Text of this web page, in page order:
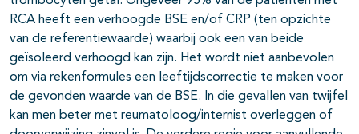
RCA heeft een verhoogde BSE en/of CRP (ten opzichte
van de referentiewaarde) waarbij ook een van beide
geïsoleerd verhoogd kan zijn. Het wordt niet aanbevolen
om via rekenformules een leeftijdscorrectie te maken voor
de gevonden waarde van de BSE. In die gevallen van twijfel
kan men beter met reumatoloog/internist overleggen of